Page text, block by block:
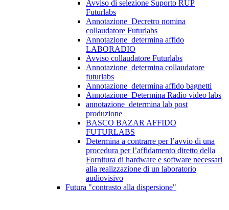
Avviso di selezione Suporto RUP
Futurlabs
Annotazione_Decretro nomina
collaudatore Futurlabs
Annotazione_determina affido
LABORADIO
Avviso collaudatore Futurlabs
Annotazione_determina collaudatore
futurlabs
Annotazione_determina affido bagnetti
Annotazione_Determina Radio video labs
annotazione_determina lab post
produzione
BASCO BAZAR AFFIDO
FUTURLABS
Determina a contrarre per l’avvio di una
procedura per l’affidamento diretto della
Fornitura di hardware e software necessari
alla realizzazione di un laboratorio
audiovisivo
Futura "contrasto alla dispersione"